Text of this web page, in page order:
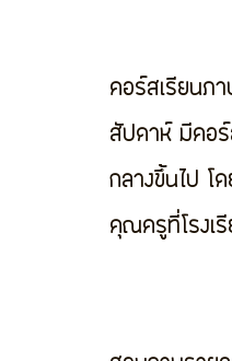
คอร์สเรียนภ
สัปดาห์ มีคอ
กลางขึ้นไป โ
คุณครูที่โรงเ